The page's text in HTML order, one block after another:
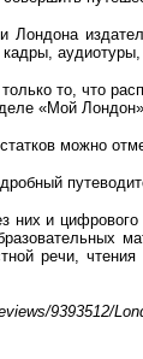
Лондона
то, что
«Мой
можно
и
речи,
9393512/